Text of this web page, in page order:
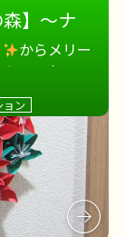
】～ナ
からメリー
のスタッフ
まは手作り
甘〜いク
ョン